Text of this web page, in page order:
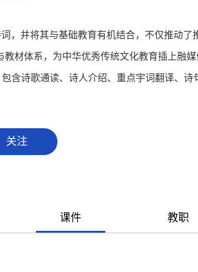
，并将其与基础教育有机结合，不仅推动了
材体系，为中华优秀传统文化教育插上融媒
含诗歌通读、诗人介绍、重点宇词翻译、诗
关注
课件 教职